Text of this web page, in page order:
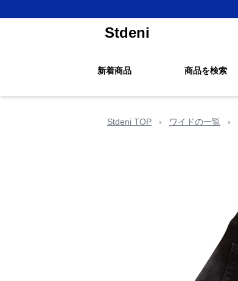
Stdeni
新着商品 商品を検索
Stdeni TOP › ワイドの一覧 ›